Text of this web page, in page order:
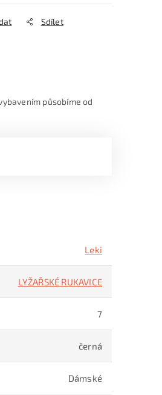
Sdílet
působíme od
Leki
LYŽAŘSKÉ RUKAVICE
7
černá
Dámské